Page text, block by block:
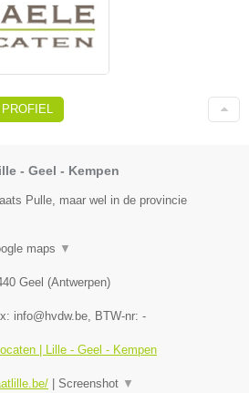
- Geel - Kempen
Pulle, maar wel in de provincie
maps ▼
Geel (Antwerpen)
info@hvdw.be, BTW-nr: -
| Lille - Geel - Kempen
Screenshot ▼